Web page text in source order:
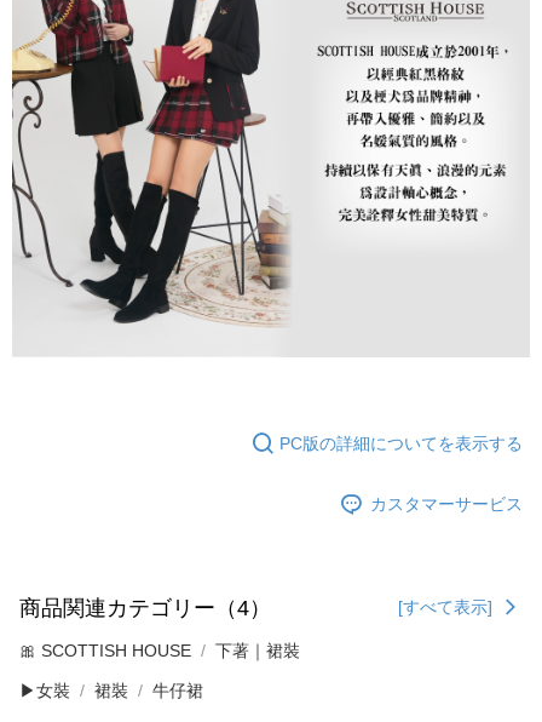
PC版の詳細についてを表示する
カスタマーサービス
商品関連カテゴリー（4） [すべて表示]
🎀 SCOTTISH HOUSE 下著｜裙裝
▶女裝 裙裝 牛仔裙